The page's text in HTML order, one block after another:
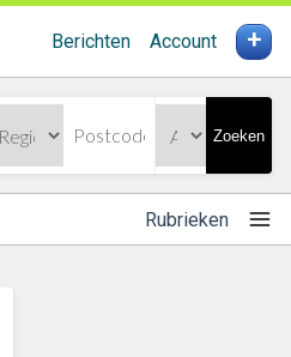
Berichten Account +
Zoeken
Rubrieken